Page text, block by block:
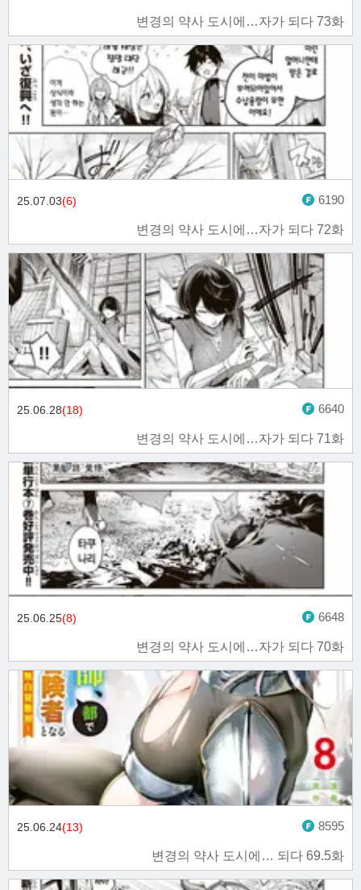
변경의 약사 도시에…자가 되다 73화
변경의 약사 도시에…자가 되다 72화
25.07.03(6) 6190
변경의 약사 도시에…자가 되다 71화
25.06.28(18) 6640
변경의 약사 도시에…자가 되다 70화
25.06.25(8) 6648
변경의 약사 도시에… 되다 69.5화
25.06.24(13) 8595